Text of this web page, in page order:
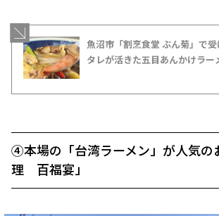
魚沼市「割烹食堂 ぶん菊」で
タレが活きた五目あんかけラ
④本場の「台湾ラーメン」が人気の
理 百福宴」